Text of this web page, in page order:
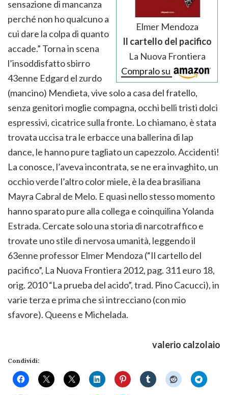
Elmer Mendoza
Il cartello del pacifico
La Nuova Frontiera
Compralo su
sensazione di mancanza
perché non ho qualcuno a
cui dare la colpa di quanto
accade.” Torna in scena
l’insoddisfatto sbirro
43enne Edgard el zurdo
(mancino) Mendieta, vive solo a casa del fratello,
senza genitori moglie compagna, occhi belli tristi dolci
espressivi, cicatrice sulla fronte. Lo chiamano, è stata
trovata uccisa tra le erbacce una ballerina di lap
dance, le hanno pure tagliato un capezzolo. Accidenti!
La conosce, l’aveva incontrata, se ne era invaghito, un
occhio verde l’altro color miele, è la dea brasiliana
Mayra Cabral de Melo. E quasi nello stesso momento
hanno sparato pure alla collega e coinquilina Yolanda
Estrada. Cercate solo una storia di narcotraffico e
trovate uno stile di nervosa umanità, leggendo il
63enne professor Elmer Mendoza (“Il cartello del
pacifico”, La Nuova Frontiera 2012, pag. 311 euro 18,
orig. 2010 “La prueba del acido”, trad. Pino Cacucci), in
varie terza e prima che si intrecciano (con mio
sfavore). Queens e Michelada.
valerio calzolaio
Condividi: